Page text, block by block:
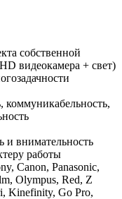
собственной
видеокамера + свет)
коммуникабельность,
и внимательность
работы
Canon, Panasonic,
Olympus, Red, Z
Kinefinity, Go Pro,